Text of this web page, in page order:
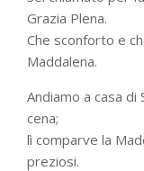
Grazia Plena.
Che sconforto e
Maddalena.
Andiamo a casa di
cena;
lì comparve la
preziosi.